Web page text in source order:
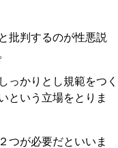
批判するのが性悪説
っかりとし規範をつく
という立場をとりま
つが必要だといいま